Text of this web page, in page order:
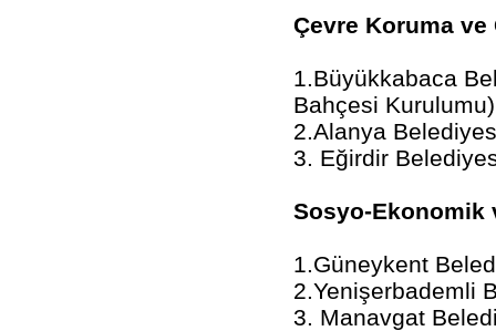
Çevre Koruma
1.Büyükkabaca
Bahçesi Kurulumu)
2.Alanya
3. Eğirdir
Sosyo-Ekonomik
1.Güneykent
2.Yenişerbademli
3. Manavgat